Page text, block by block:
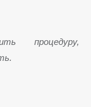
процедуру,